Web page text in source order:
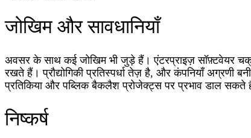
जोखिम और सावधानियाँ
अवसर के साथ कई जोखिम भी जुड़े हैं। एंटरप्राइज़ सॉफ़्टवेयर
रखते हैं। प्रौद्योगिकी प्रतिस्पर्धा तेज़ है, और कंपनियाँ अग्रणी
प्रतिकिया और पब्लिक बैकलैश प्रोजेक्ट्स पर प्रभाव डाल सकते
निष्कर्ष